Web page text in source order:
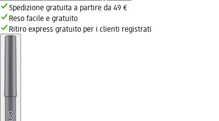
Spedizione gratuita a partire da 49 €
Reso facile e gratuito
Ritiro express gratuito per i clienti registrati